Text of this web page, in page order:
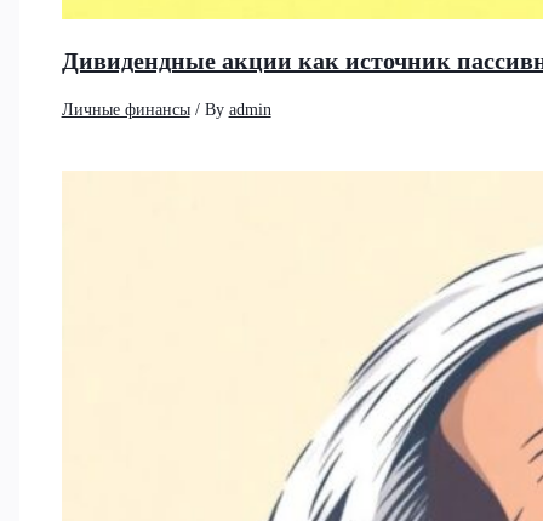
Дивидендные акции как источник
Личные финансы/ By admin